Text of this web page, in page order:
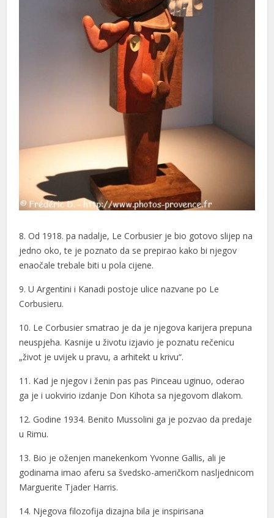
8. Od 1918. pa nadalje, Le Corbusier je bio gotovo slijep na
jedno oko, te je poznato da se prepirao kako bi njegov
enaočale trebale biti u pola cijene.
9. U Argentini i Kanadi postoje ulice nazvane po Le
Corbusieru.
10. Le Corbusier smatrao je da je njegova karijera prepuna
neuspjeha. Kasnije u životu izjavio je poznatu rečenicu
„život je uvijek u pravu, a arhitekt u krivu“.
11. Kad je njegov i ženin pas pas Pinceau uginuo, oderao
ga je i uokvirio izdanje Don Kihota sa njegovom dlakom.
12. Godine 1934. Benito Mussolini ga je pozvao da predaje
u Rimu.
13. Bio je oženjen manekenkom Yvonne Gallis, ali je
godinama imao aferu sa švedsko-američkom nasljednicom
Marguerite Tjader Harris.
14. Njegova filozofija dizajna bila je inspirisana